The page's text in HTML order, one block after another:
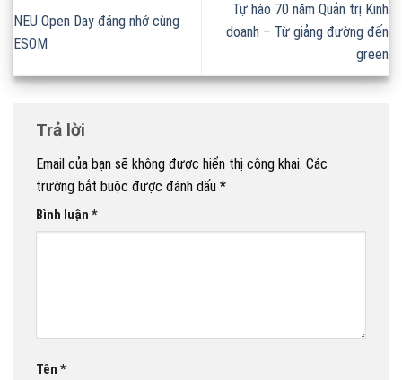
NEU Open Day đáng nhớ cùng
ESOM
Tự hào 70 năm Quản trị Kinh
doanh – Từ giảng đường đến
green
Trả lời
Email của bạn sẽ không được hiển thị công khai. Các
trường bắt buộc được đánh dấu *
Bình luận *
Tên *